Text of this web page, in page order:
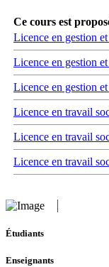
Ce cours est
Licence en gestion
Licence en gestion
Licence en gestion
Licence en travail
Licence en travail
Licence en travail
Étudiants
Enseignants